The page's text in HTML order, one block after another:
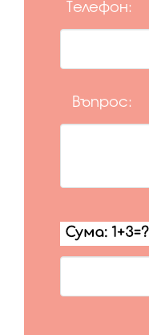
Телефон:
Въпрос: